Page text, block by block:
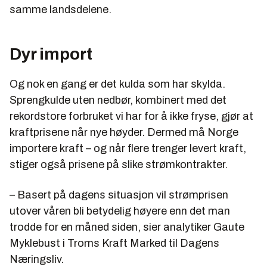
samme landsdelene.
Dyr import
Og nok en gang er det kulda som har skylda.
Sprengkulde uten nedbør, kombinert med det
rekordstore forbruket vi har for å ikke fryse, gjør at
kraftprisene når nye høyder. Dermed må Norge
importere kraft – og når flere trenger levert kraft,
stiger også prisene på slike strømkontrakter.
– Basert på dagens situasjon vil strømprisen
utover våren bli betydelig høyere enn det man
trodde for en måned siden, sier analytiker Gaute
Myklebust i Troms Kraft Marked til Dagens
Næringsliv.